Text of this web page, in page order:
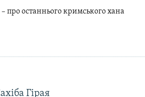
– про останнього кримського хана
Гірая